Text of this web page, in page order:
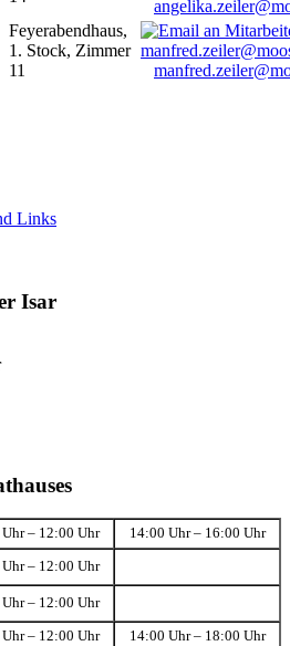
Feyerabendhaus,
1. Stock, Zimmer
11
Links
Isar
– 12:00 Uhr 14:00 Uhr – 16:00 Uhr
– 12:00 Uhr
– 12:00 Uhr
– 12:00 Uhr 14:00 Uhr – 18:00 Uhr